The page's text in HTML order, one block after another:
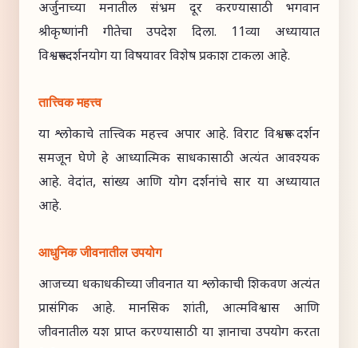
अर्जुनाच्या मनातील संभ्रम दूर करण्यासाठी भगवान
श्रीकृष्णांनी गीतेचा उपदेश दिला. 11व्या अध्यायात
विश्वरूपदर्शनयोग या विषयावर विशेष प्रकाश टाकला आहे.
तात्त्विक महत्त्व
या श्लोकाचे तात्त्विक महत्त्व अपार आहे. विराट विश्वरूप दर्शन
समजून घेणे हे आध्यात्मिक साधकासाठी अत्यंत आवश्यक
आहे. वेदांत, सांख्य आणि योग दर्शनांचे सार या अध्यायात
आहे.
आधुनिक जीवनातील उपयोग
आजच्या धकाधकीच्या जीवनात या श्लोकाची शिकवण अत्यंत
प्रासंगिक आहे. मानसिक शांती, आत्मविश्वास आणि
जीवनातील यश प्राप्त करण्यासाठी या ज्ञानाचा उपयोग करता